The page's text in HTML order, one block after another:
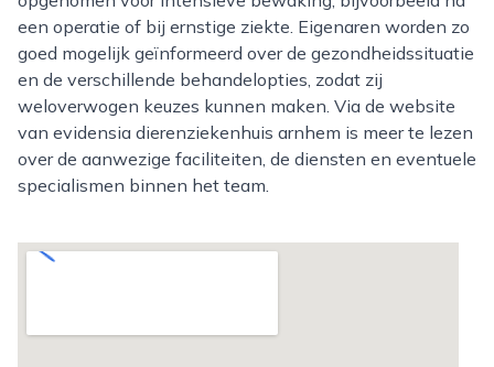
een operatie of bij ernstige ziekte. Eigenaren worden zo
goed mogelijk geïnformeerd over de gezondheidssituatie
en de verschillende behandelopties, zodat zij
weloverwogen keuzes kunnen maken. Via de website
van evidensia dierenziekenhuis arnhem is meer te lezen
over de aanwezige faciliteiten, de diensten en eventuele
specialismen binnen het team.